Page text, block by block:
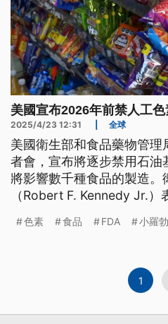
美國宣布2026年前禁人工
2025/4/23 12:31 全球
美國衛生部和食品藥物管
者會，宣布將逐步禁用石
將影響數千種食品的製造。
（Robert F. Kennedy Jr.
重新健康」公共健康計畫；
色素 食品 FDA 小羅
1